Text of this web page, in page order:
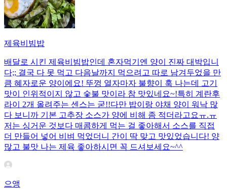
제육비빔밥
배달로 시킨 제육비빔밥인데 혼자먹기엔 양이 진짜 대박입니
다;; 결국 다 못 먹고 다음날까지 먹으려고 따로 남겨두었을 만
큼 혜자로운 양이에요! 뚜껑 열자마자 불향이 훅 나는데 고기
맛이 인위적이지 않고 숯불 맛이라 참 맛있네요~!특히 계란후
라이 2개 올려주는 센스는 굳!! ​다만 밥이랑 야채 양이 워낙 많
다 보니까 기본 고추장 소스가 양에 비해 좀 적더라고요ㅠ.ㅠ
저는 싱거운 것보다 매콤하게 먹는 걸 좋아해서 소스를 직접
더 만들어 넣어 비벼 먹었더니 간이 딱 맞고 맛있었습니다! 양
많고 불맛 나는 제육 좋아하시면 꼭 드셔보세요~^^
으앵